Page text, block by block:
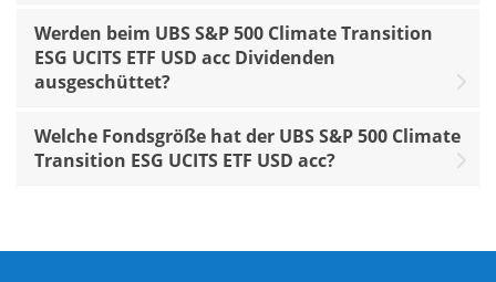
Werden beim UBS S&P 500 Climate Transition
ESG UCITS ETF USD acc Dividenden
ausgeschüttet?
Welche Fondsgröße hat der UBS S&P 500 Climate
Transition ESG UCITS ETF USD acc?